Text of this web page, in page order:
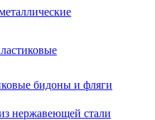
бидоны и фляги
нержавеющей стали